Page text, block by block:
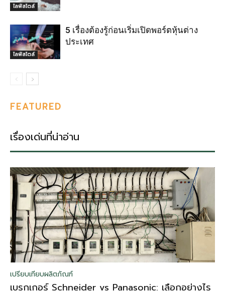
ไลฟ์สไตล์
ไลฟ์สไตล์
5 เรื่องต้องรู้ก่อนเริ่มเปิดพอร์ตหุ้นต่าง
ประเทศ
FEATURED
เรื่องเด่นที่น่าอ่าน
เปรียบเทียบผลิตภัณฑ์
เบรกเกอร์ Schneider vs Panasonic: เลือกอย่างไร